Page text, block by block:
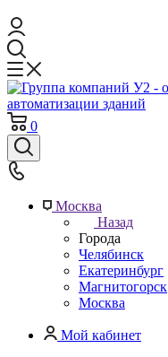
0
Москва
Назад
Города
Челябинск
Екатеринбург
Магнитогорск
Москва
Мой кабинет